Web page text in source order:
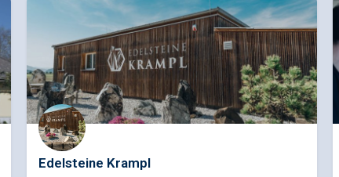
Edelsteine Krampl